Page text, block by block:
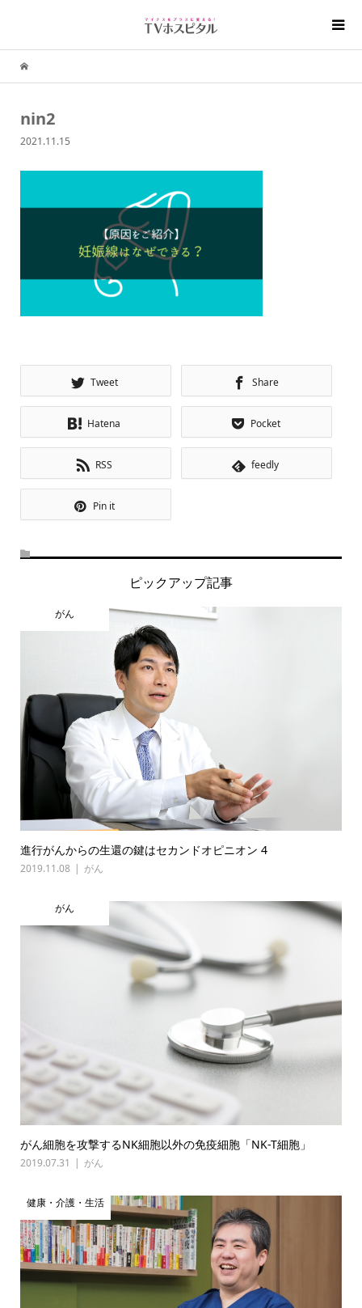
nin2
2021.11.15
Tweet Share
Hatena Pocket
RSS feedly
Pin it
ピックアップ記事
がん
進行がんからの生還の鍵はセカンドオピニオン 4
2019.11.08 がん
がん
がん細胞を攻撃するNK細胞以外の免疫細胞「NK-T細胞」
2019.07.31 がん
健康・介護・生活